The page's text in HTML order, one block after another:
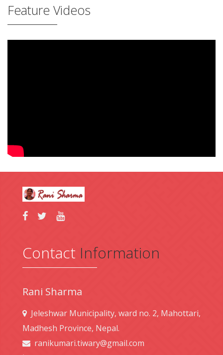
Feature Videos
Contact Information
Rani Sharma
Jeleshwar Municipality, ward no. 2, Mahottari,
Madhesh Province, Nepal.
ranikumari.tiwary@gmail.com